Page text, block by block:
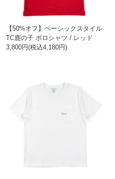
【50%オフ】ベーシックスタイル
TC鹿の子 ポロシャツ / レッド
3,800円(税込4,180円)